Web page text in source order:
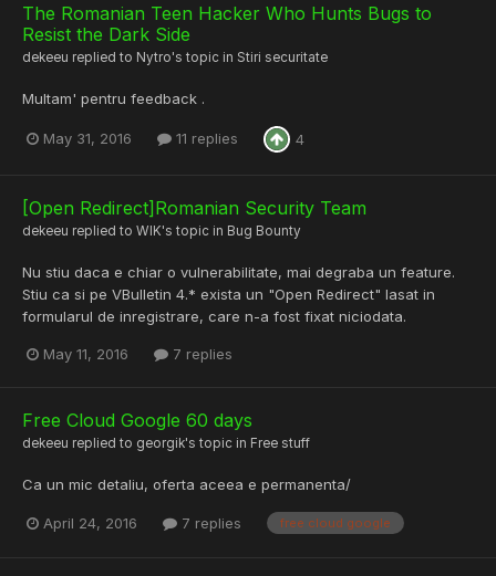
The Romanian Teen Hacker Who Hunts Bugs to
Resist the Dark Side
dekeeu replied to Nytro's topic in Stiri securitate
Multam' pentru feedback .
May 31, 2016 11 replies 4
[Open Redirect]Romanian Security Team
dekeeu replied to WIK's topic in Bug Bounty
Nu stiu daca e chiar o vulnerabilitate, mai degraba un feature.
Stiu ca si pe VBulletin 4.* exista un "Open Redirect" lasat in
formularul de inregistrare, care n-a fost fixat niciodata.
May 11, 2016 7 replies
Free Cloud Google 60 days
dekeeu replied to georgik's topic in Free stuff
Ca un mic detaliu, oferta aceea e permanenta/
April 24, 2016 7 replies free cloud google